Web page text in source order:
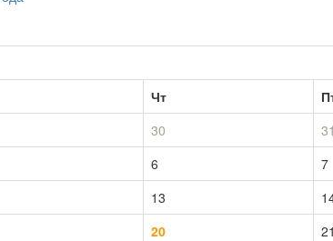
Чт
30 31
6 7
13
20 21